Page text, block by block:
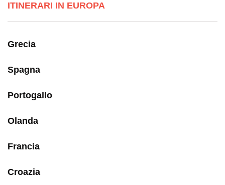
ITINERARI IN EUROPA
Grecia
Spagna
Portogallo
Olanda
Francia
Croazia